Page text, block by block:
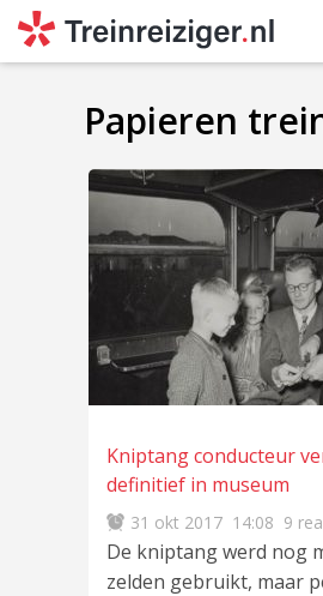
Papieren
Kniptang conducteur
definitief in museum
31 okt 2017 14:08 9
De kniptang werd nog
zelden gebruikt, maar